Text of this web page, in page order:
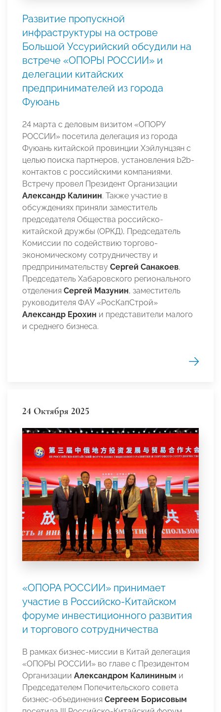
Развитие пропускной
инфраструктуры на острове
Большой Уссурийский обсудили на
встрече «ОПОРЫ РОССИИ» и
делегации китайских
предпринимателей из города
Фуюань
24 марта с деловым визитом «ОПОРУ
РОССИИ» посетила делегация из города
Фуюань китайской провинции Хэйлунцзян с
целью поиска партнеров, установления b2b-
контактов с российскими компаниями.
Встречу провел Президент Организации
Александр Калинин. Также участие в
обсуждениях приняли заместитель
председателя Общества российско-
китайской дружбы (ОРКД), Председатель
Комиссии по содействию торгово-
экономическому сотрудничеству и
предпринимательству Сергей Санакоев,
Председатель Хабаровского регионального
отделения Сергей Мазунин, заместитель
руководителя ФАУ «РосКапСтрой»
Александр Ерохин и представители малого
и среднего бизнеса.
24 Октября 2025
«ОПОРА РОССИИ» принимает
участие в Российско-Китайском
форуме инвестиционного развития
и торгового сотрудничества
В рамках бизнес-миссии в Китай делегация
«ОПОРЫ РОССИИ» во главе с Президентом
Организации Александром Калининым и
Председателем Попечительского совета
бизнес-объединения Сергеем Борисовым